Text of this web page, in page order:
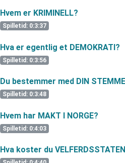
Hvem er KRIMINELL?
Spilletid: 0:3:37
Hva er egentlig et DEMOKRATI?
Spilletid: 0:3:56
Du bestemmer med DIN STEMME
Spilletid: 0:3:48
Hvem har MAKT I NORGE?
Spilletid: 0:4:03
Hva koster du